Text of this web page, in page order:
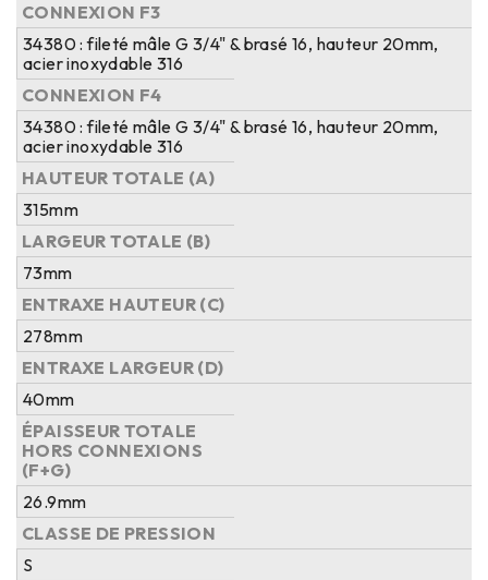
CONNEXION F3
34380 : fileté mâle G 3/4" & brasé 16, hauteur 20mm,
acier inoxydable 316
CONNEXION F4
34380 : fileté mâle G 3/4" & brasé 16, hauteur 20mm,
acier inoxydable 316
HAUTEUR TOTALE (A)
315mm
LARGEUR TOTALE (B)
73mm
ENTRAXE HAUTEUR (C)
278mm
ENTRAXE LARGEUR (D)
40mm
ÉPAISSEUR TOTALE
HORS CONNEXIONS
(F+G)
26.9mm
CLASSE DE PRESSION
S